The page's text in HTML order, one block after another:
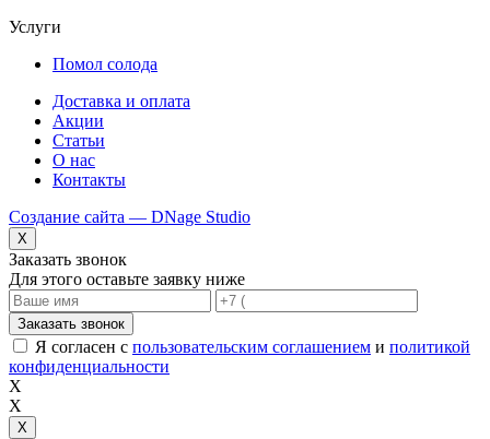
Услуги
Помол солода
Доставка и оплата
Акции
Статьи
О нас
Контакты
Создание сайта — DNage Studio
X
Заказать звонок
Для этого оставьте заявку ниже
Заказать звонок
Я согласен с пользовательским соглашением и политикой
конфиденциальности
X
X
X